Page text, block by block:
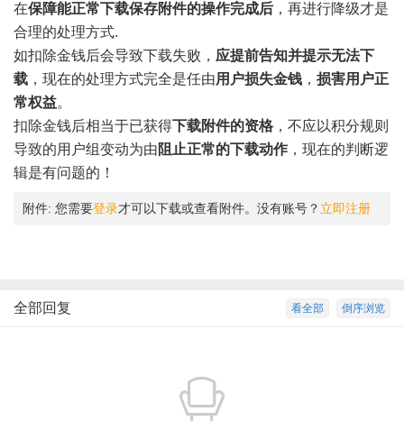
在保障能正常下载保存附件的操作完成后 ，再进行降级才是
合理的处理方式.
如扣除金钱后会导致下载失败， 应提前告知并提示无法下
载 ，现在的处理方式完全是任由用户损失金钱 ， 损害用户正
常权益。
扣除金钱后相当于已获得下载附件的资格 ，不应以积分规则
导致的用户组变动为由阻止正常的下载动作 ，现在的判断逻
辑是有问题的！
附件: 您需要登录才可以下载或查看附件。没有账号？ 立即注册
倒序浏览
看全部
全部回复